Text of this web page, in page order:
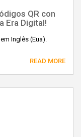
QR con
Era Digital!
Inglês (Eua).
READ MORE